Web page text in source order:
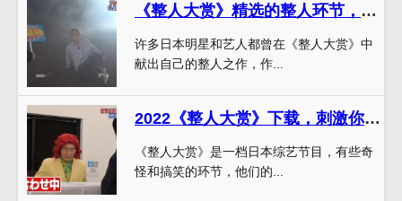
《整人大赏》精选的整人环节，只有看过才知道笑点在哪
许多日本明星和艺人都曾在《整人大赏》中
献出自己的整人之作，作...
2022《整人大赏》下载，刺激你的笑点
《整人大赏》是一档日本综艺节目，有些奇
怪和搞笑的环节，他们的...